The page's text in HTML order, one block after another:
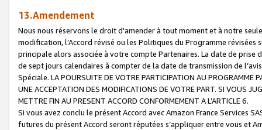
13.Amendement
Nous nous réservons le droit d'amender à tout moment et à notre
modification, l’Accord révisé ou les Politiques du Programme
principale alors associée à votre compte Partenaires. La date de
de sept jours calendaires à compter de la date de transmission de
Spéciale. LA POURSUITE DE VOTRE PARTICIPATION AU PROGRAMME
UNE ACCEPTATION DES MODIFICATIONS DE VOTRE PART. SI VOUS
METTRE FIN AU PRESENT ACCORD CONFORMEMENT A L’ARTICLE 6.
Si vous avez conclu le présent Accord avec Amazon France Services
futures du présent Accord seront réputées s’appliquer entre vous et